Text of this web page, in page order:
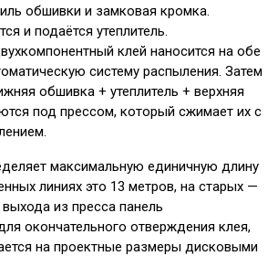
обшивки и замковая кромка.
и подаётся утеплитель.
клей наносится на обе
систему распыления. Затем
обшивка + утеплитель + верхняя
под прессом, который сжимает их с
максимальную единичную длину
линиях это 13 метров, на старых —
из пресса панель
окончательного отверждения клея,
на проектные размеры дисковыми